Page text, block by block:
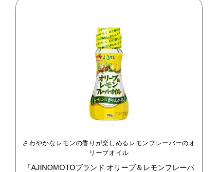
さわやかなレモンの香りが楽しめるレモンフレーバーのオ
リーブオイル
「AJINOMOTOブランド オリーブ＆レモンフレーバ